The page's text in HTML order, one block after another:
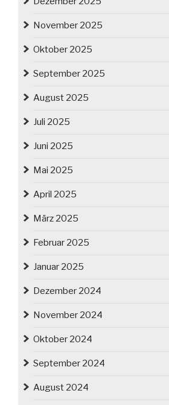
November 2025
Oktober 2025
September 2025
August 2025
Juli 2025
Juni 2025
Mai 2025
April 2025
März 2025
Februar 2025
Januar 2025
Dezember 2024
November 2024
Oktober 2024
September 2024
August 2024